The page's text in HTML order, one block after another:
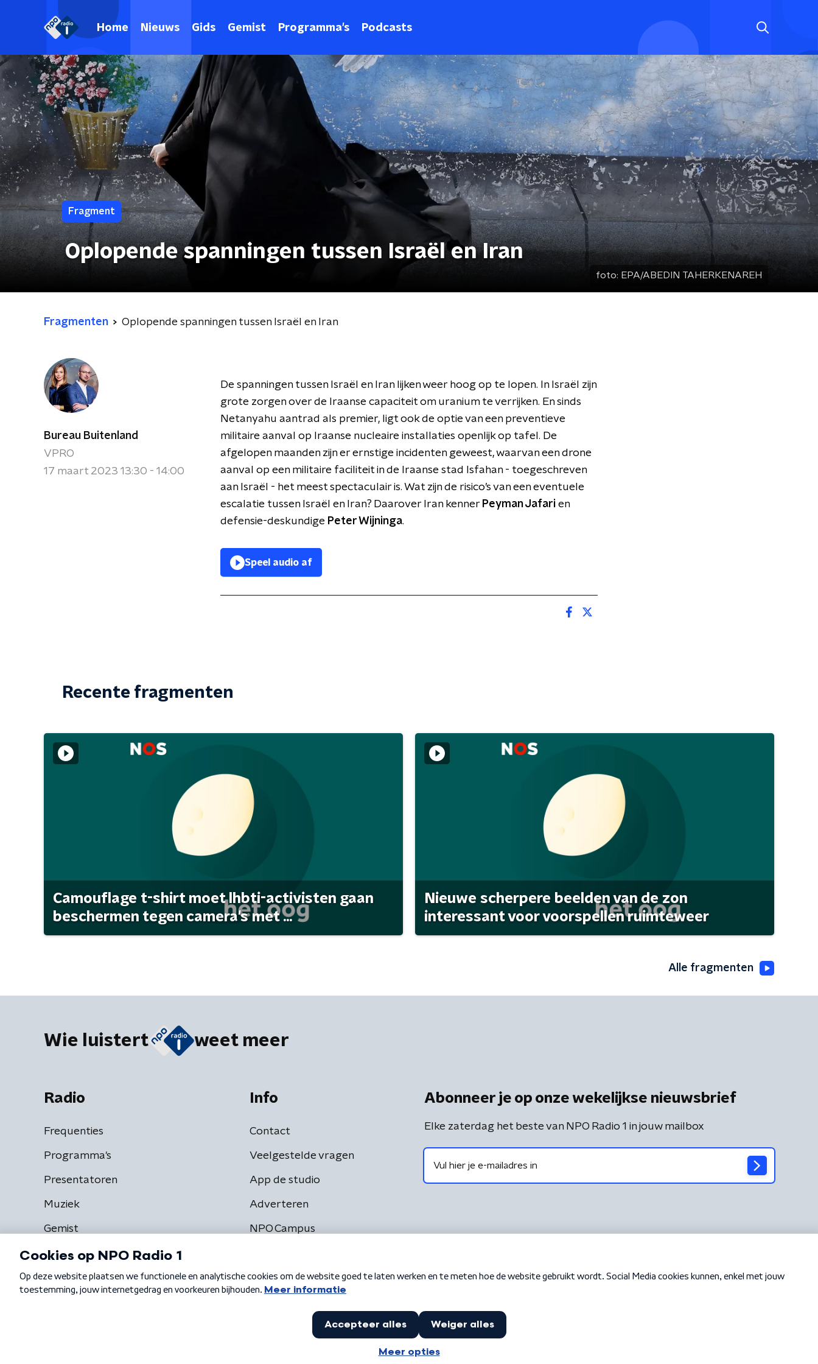
Home Nieuws Gids Gemist Programma's Podcasts
Fragment
Oplopende spanningen tussen Israël en Iran
foto: EPA/ABEDIN TAHERKENAREH
Fragmenten Oplopende spanningen tussen Israël en Iran
Bureau Buitenland
VPRO
17 maart 2023 13:30 - 14:00
De spanningen tussen Israël en Iran lijken weer hoog op te lopen. In Israël zijn
grote zorgen over de Iraanse capaciteit om uranium te verrijken. En sinds
Netanyahu aantrad als premier, ligt ook de optie van een preventieve
militaire aanval op Iraanse nucleaire installaties openlijk op tafel. De
afgelopen maanden zijn er ernstige incidenten geweest, waarvan een drone
aanval op een militaire faciliteit in de Iraanse stad Isfahan - toegeschreven
aan Israël - het meest spectaculair is. Wat zijn de risico’s van een eventuele
escalatie tussen Israël en Iran? Daarover Iran kenner Peyman Jafari en
defensie-deskundige Peter Wijninga.
Speel audio af
Recente fragmenten
Camouflage t-shirt moet lhbti-activisten gaan
beschermen tegen camera's met ...
Nieuwe scherpere beelden van de zon
interessant voor voorspellen ruimteweer
Alle fragmenten
Wie luistert weet meer
Radio
Frequenties
Programma's
Presentatoren
Muziek
Gemist
Info
Contact
Veelgestelde vragen
App de studio
Adverteren
NPO Campus
Abonneer je op onze wekelijkse nieuwsbrief
Elke zaterdag het beste van NPO Radio 1 in jouw mailbox
Algemene voorwaarden Privacybeleid